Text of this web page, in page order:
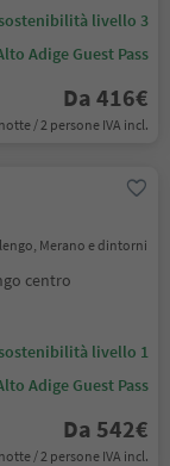
livello 3
Adige Guest Pass
Da 416€
/ 2 persone IVA incl.
Merano e dintorni
centro
livello 1
Adige Guest Pass
Da 542€
/ 2 persone IVA incl.